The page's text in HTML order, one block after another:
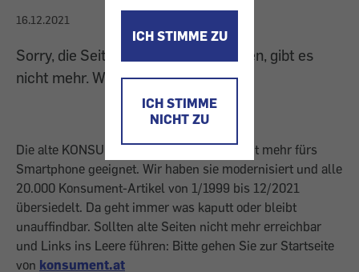
ICH STIMME ZU
ICH STIMME
NICHT ZU
16.12.2021
Sorry, die Seite, die Sie gesucht haben, gibt es
nicht mehr. Wir sind übersiedelt.
Die alte KONSUMENT-Homepage war nicht mehr fürs
Smartphone geeignet. Wir haben sie modernisiert und alle
20.000 Konsument-Artikel von 1/1999 bis 12/2021
übersiedelt. Da geht immer was kaputt oder bleibt
unauffindbar. Sollten alte Seiten nicht mehr erreichbar
und Links ins Leere führen: Bitte gehen Sie zur Startseite
von konsument.at